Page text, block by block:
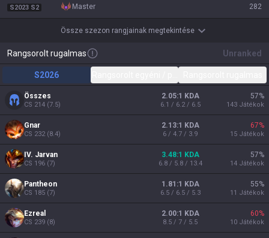
S2023 S2 master 282
Össze szezon rangjainak megtekintése
Rangsorolt rugalmas Unranked
S2026
Összes
CS 214 (7.5)
2.05:1 KDA
6.1 / 6.2 / 6.5
57%
143 Játékok
Gnar
CS 232(8.4)
2.13:1 KDA
6 / 4.7 / 3.9
67%
15 Játékok
IV. Jarvan
CS 196 (7)
3.48:1 KDA
6.8 / 5.8 / 13.4
57%
14 Játékok
Pantheon
CS 185 (7)
1.81:1 KDA
6.5 / 6.5 / 5.3
55%
11 Játékok
Ezreal
CS 239 (8)
2.00:1 KDA
8.5 / 7 / 5.5
60%
10 Játékok